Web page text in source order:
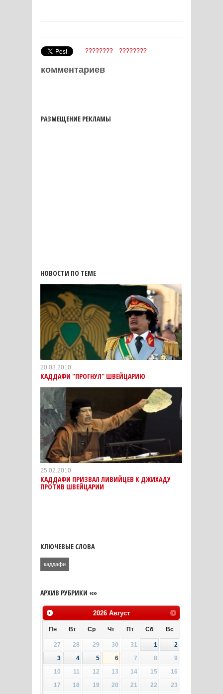
???????? ????????
комментариев
РАЗМЕЩЕНИЕ РЕКЛАМЫ
НОВОСТИ ПО ТЕМЕ
20.03.2010
КАДДАФИ "ПРОГНУЛ" ШВЕЙЦАРИЮ
25.02.2010
КАДДАФИ ПРИЗВАЛ ЛИВИЙЦЕВ К ДЖИХАДУ
ПРОТИВ ШВЕЙЦАРИИ
КЛЮЧЕВЫЕ СЛОВА
каддафи
АРХИВ РУБРИКИ «»
2026 Август
Пн Вт Ср Чт Пт Сб Вс
27 28 29 30 31 1
2
3
4 5 6 7 8
9
10
11 12 13 14 15
16
17
18 19 20 21 22
23